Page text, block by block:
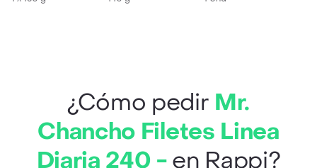
¿Cómo pedir Mr.
Chancho Filetes Linea
Diaria 240 -en Rappi?